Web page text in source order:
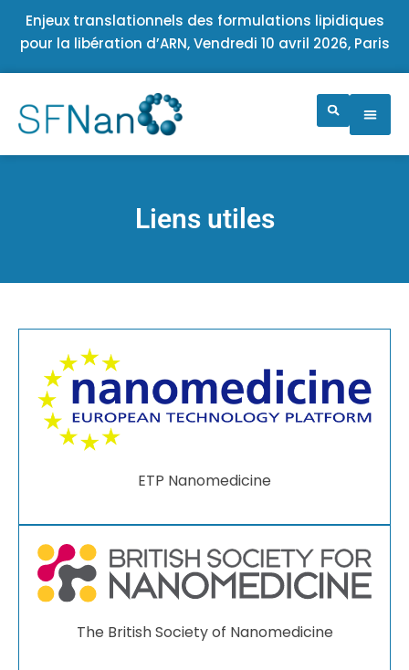
Enjeux translationnels des formulations lipidiques
pour la libération d’ARN, Vendredi 10 avril 2026, Paris
Liens utiles
ETP Nanomedicine
The British Society of Nanomedicine